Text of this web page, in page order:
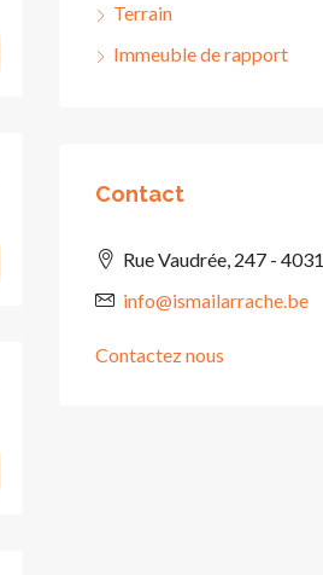
Terrain
Immeuble de rapport
Contact
Rue Vaudrée, 247 -
info@ismailarrache.be
Contactez nous